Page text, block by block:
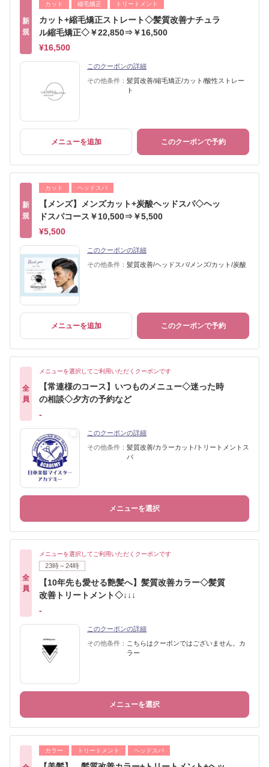
新
規
カット 縮毛矯正 トリートメント
カット+縮毛矯正ストレート◇髪質改善ナチュラ
ル縮毛矯正◇￥22,850⇒￥16,500
¥16,500
このクーポンの詳細
その他条件： 髪質改善/縮毛矯正/カット/酸性ストレー
ト
メニューを追加 このクーポンで予約
新
規
カット ヘッドスパ
【メンズ】メンズカット+炭酸ヘッドスパ◇ヘッ
ドスパコース￥10,500⇒￥5,500
¥5,500
このクーポンの詳細
その他条件： 髪質改善/ヘッドスパ/メンズ/カット/炭酸
メニューを追加 このクーポンで予約
全
員
メニューを選択してご利用いただくクーポンです
【常連様のコース】いつものメニュー◇迷った時
の相談◇夕方の予約など
-
このクーポンの詳細
その他条件： 髪質改善/カラーカット/トリートメントス
パ
メニューを選択
全
員
メニューを選択してご利用いただくクーポンです
23時～24時
【10年先も愛せる艶髪へ】髪質改善カラー◇髪質
改善トリートメント◇↓↓↓
-
このクーポンの詳細
その他条件： こちらはクーポンではございません。カ
ラー
メニューを選択
カラー トリートメント ヘッドスパ